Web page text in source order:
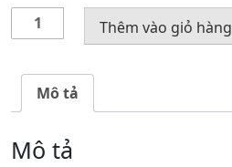
Thuốc
Glotadol
mg
Thêm vào giỏ hàng
Mô tả
Mô tả